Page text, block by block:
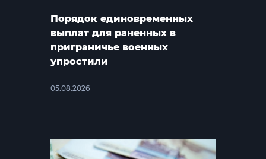
Порядок единовременных
выплат для раненных в
приграничье военных
упростили
05.08.2026